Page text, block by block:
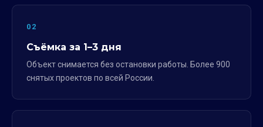
02
Съёмка за 1–3 дня
Объект снимается без остановки работы. Более 900
снятых проектов по всей России.